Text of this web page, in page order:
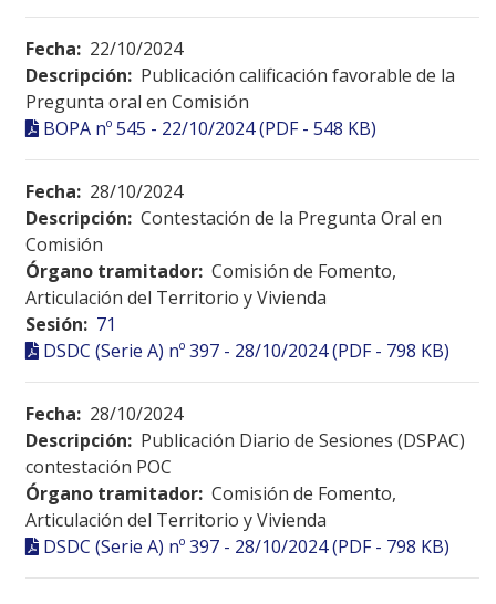
Fecha: 22/10/2024
Descripción: Publicación calificación favorable de la
Pregunta oral en Comisión
BOPA nº 545 - 22/10/2024 (PDF - 548 KB)
Fecha: 28/10/2024
Descripción: Contestación de la Pregunta Oral en
Comisión
Órgano tramitador: Comisión de Fomento,
Articulación del Territorio y Vivienda
Sesión: 71
DSDC (Serie A) nº 397 - 28/10/2024 (PDF - 798 KB)
Fecha: 28/10/2024
Descripción: Publicación Diario de Sesiones (DSPAC)
contestación POC
Órgano tramitador: Comisión de Fomento,
Articulación del Territorio y Vivienda
DSDC (Serie A) nº 397 - 28/10/2024 (PDF - 798 KB)